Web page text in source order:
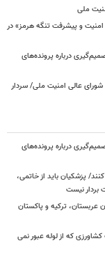
ملی
امنیت و پیشرفت تنگه هرمز» در
درباره پرونده‌های
عالی امنیت ملی/ سردار
درباره پرونده‌های
پزشکیان باید از خاتمی،
نیست
عربستان، ترکیه و پاکستان
کشاورزی که از لوله عبور نمی